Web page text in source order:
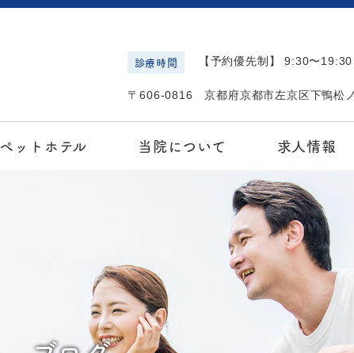
診療時間 【予約優先制】 9:30〜19:30
〒606-0816 京都府京都市左京区下鴨松
ペットホテル 当院について 求人情報